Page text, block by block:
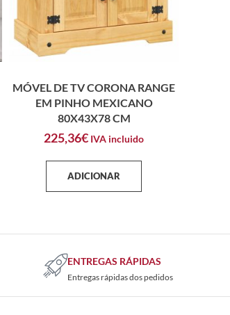
MÓVEL DE TV CORONA RANGE
EM PINHO MEXICANO
80X43X78 CM
225,36€ IVA incluido
ADICIONAR
ENTREGAS RÁPIDAS
Entregas rápidas dos pedidos